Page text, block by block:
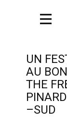
UN
AU
THE
–SUD